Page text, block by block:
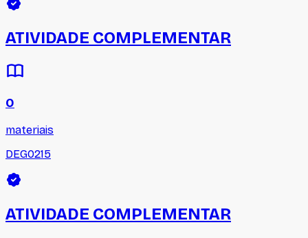
ATIVIDADE COMPLEMENTAR
0
materiais
DEG0215
ATIVIDADE COMPLEMENTAR